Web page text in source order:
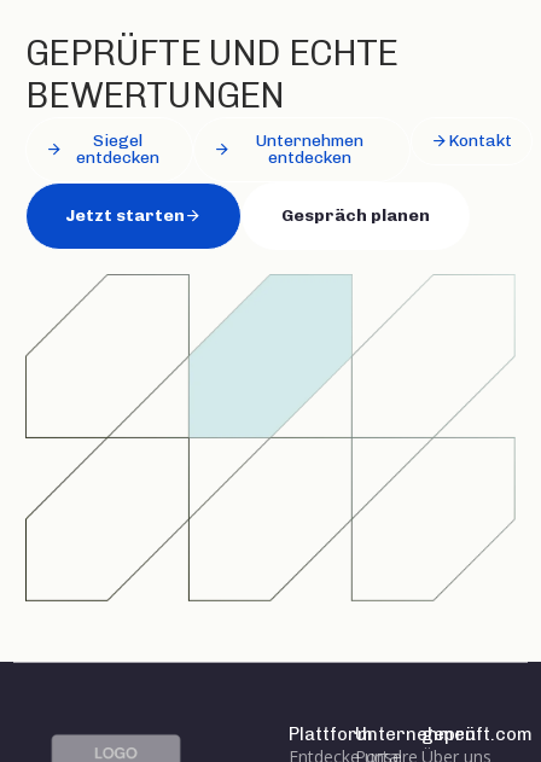
GEPRÜFTE UND ECHTE
BEWERTUNGEN
Siegel
entdecken
Unternehmen
entdecken
Kontakt
Jetzt starten Gespräch planen
Plattform
Entdecke unsere
Unternehmen
Portal
geprüft.com
Über uns